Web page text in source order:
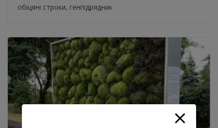
обіцяні строки, генпідрядник